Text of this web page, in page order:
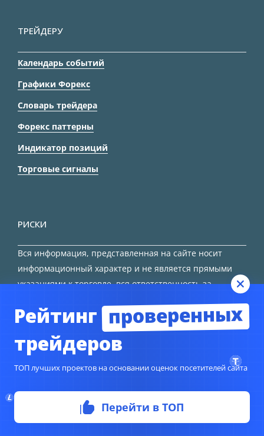
ТРЕЙДЕРУ
Календарь событий
Графики Форекс
Словарь трейдера
Форекс паттерны
Индикатор позиций
Торговые сигналы
РИСКИ
Вся информация, представленная на сайте носит
информационный характер и не является прямыми
указаниями к торговле, вся ответственность за
© Copyright 2024TORFOREX.COM
Рейтинг проверенных
трейдеров
ТОП лучших проектов на основании оценок посетителей сайта
Перейти в ТОП